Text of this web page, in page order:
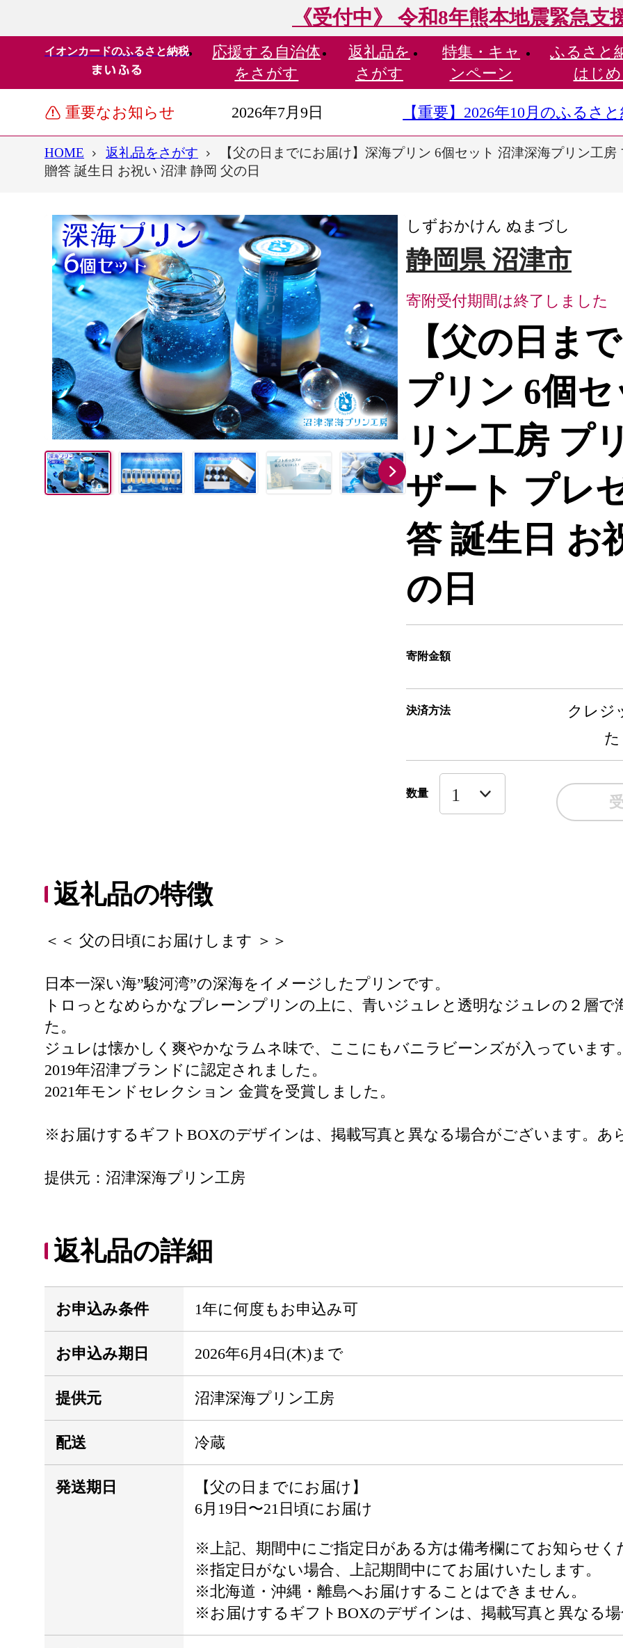
《受付中》 令和8年熊本地震緊急支
イオンカードのふるさと納税 応援する 自治体
をさがす
返礼品を
さがす
特集・ キャ
ンペーン
ふるさと
はじ
重要なお知らせ 2026年7月9日 【重要】2026年10月のふるさ
HOME 返礼品をさがす
【父の日までにお届け】深海プリン 6個セット 沼津深海プリン工
贈答 誕生日 お祝い 沼津 静岡 父の日
しずおかけん ぬまづし
静岡県 沼津市
寄附受付期間は終了しました
【父の日ま
プリン 6個
リン工房 プ
ザート プレ
答 誕生日 お
の日
寄附金額
決済方法
クレジ
数量
返礼品の特徴
＜＜ 父の日頃にお届けします ＞＞
日本一深い海”駿河湾”の深海をイメージしたプリンです。
トロっとなめらかなプレーンプリンの上に、青いジュレと透明なジュレの２層
た。
ジュレは懐かしく爽やかなラムネ味で、ここにもバニラビーンズが入っています
2019年沼津ブランドに認定されました。
2021年モンドセレクション 金賞を受賞しました。
※お届けするギフトBOXのデザインは、掲載写真と異なる場合がございます。あ
提供元：沼津深海プリン工房
返礼品の詳細
お申込み条件 1年に何度もお申込み可
お申込み期日 2026年6月4日(木)まで
提供元 沼津深海プリン工房
配送 冷蔵
発送期日
【父の日までにお届け】
6月19日〜21日頃にお届け
※上記、期間中にご指定日がある方は備考欄にてお知らせく
※指定日がない場合、上記期間中にてお届けいたします。
※北海道・沖縄・離島へお届けすることはできません。
※お届けするギフトBOXのデザインは、掲載写真と異なる